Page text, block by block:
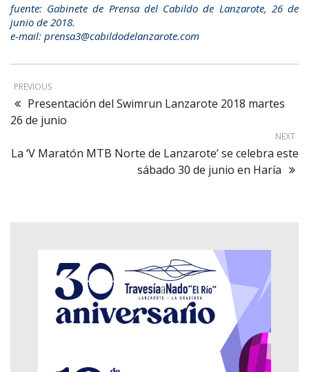
fuente: Gabinete de Prensa del Cabildo de Lanzarote, 26 de
junio de 2018.
e-mail: prensa3@cabildodelanzarote.com
PREVIOUS
Presentación del Swimrun Lanzarote 2018 martes
26 de junio
NEXT
La ‘V Maratón MTB Norte de Lanzarote’ se celebra este
sábado 30 de junio en Haría